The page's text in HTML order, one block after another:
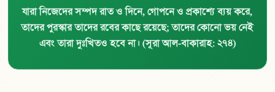
যারা নিজেদের সম্পদ রাত ও দিনে, গোপনে ও প্রকাশ্যে ব্যয় করে,
তাদের পুরস্কার তাদের রবের কাছে রয়েছে; তাদের কোনো ভয় নেই
এবং তারা দুঃখিতও হবে না। (সূরা আল-বাকারাহ: ২৭৪)